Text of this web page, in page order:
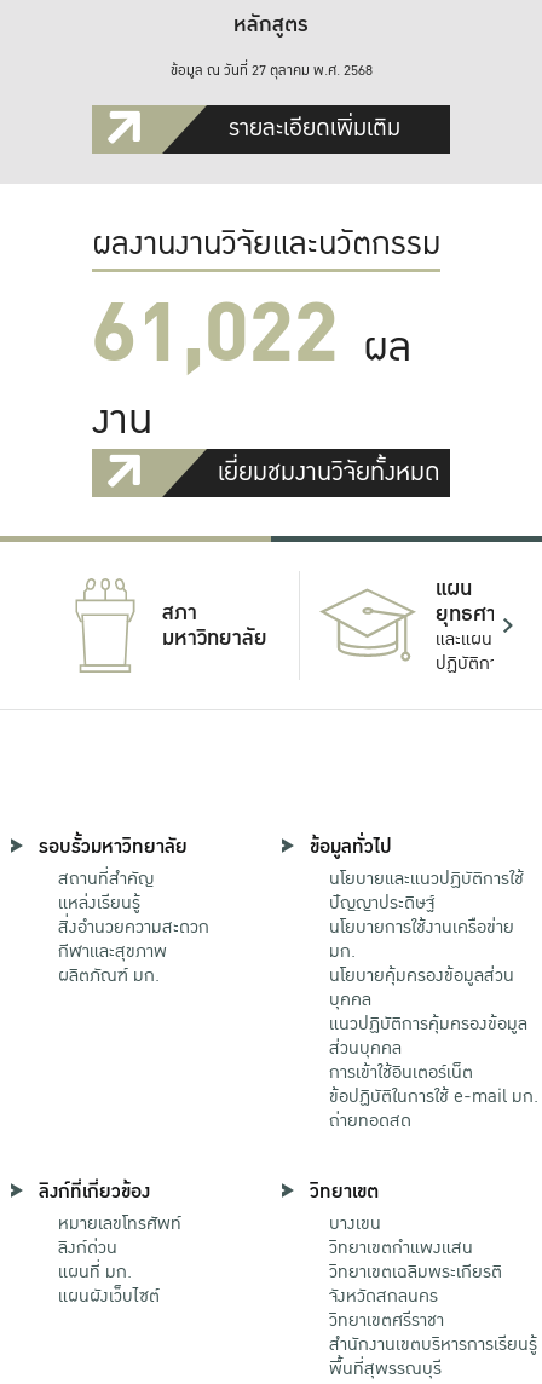
หลักสูตร
ข้อมูล ณ วันที่ 27 ตุลาคม พ.ศ. 2568
รายละเอียดเพิ่มเติม
ผลงานงานวิจัยและนวัตกรรม
61,022 ผล
งาน
เยี่ยมชมงานวิจัยทั้งหมด
สภา
มหาวิทยาลัย
แผน
ยุทธศาสตร์
และแผน
ปฏิบัติการ
รอบรั้วมหาวิทยาลัย
สถานที่สำคัญ
แหล่งเรียนรู้
สิ่งอำนวยความสะดวก
กีฬาและสุขภาพ
ผลิตภัณฑ์ มก.
ข้อมูลทั่วไป
นโยบายและแนวปฏิบัติการใช้
ปัญญาประดิษฐ์
นโยบายการใช้งานเครือข่าย
มก.
นโยบายคุ้มครองข้อมูลส่วน
บุคคล
แนวปฏิบัติการคุ้มครองข้อมูล
ส่วนบุคคล
การเข้าใช้อินเตอร์เน็ต
ข้อปฏิบัติในการใช้ e-mail มก.
ถ่ายทอดสด
ลิงก์ที่เกี่ยวข้อง
หมายเลขโทรศัพท์
ลิงก์ด่วน
แผนที่ มก.
แผนผังเว็บไซต์
วิทยาเขต
บางเขน
วิทยาเขตกําแพงแสน
วิทยาเขตเฉลิมพระเกียรติ
จังหวัดสกลนคร
วิทยาเขตศรีราชา
สำนักงานเขตบริหารการเรียนรู้
พื้นที่สุพรรณบุรี